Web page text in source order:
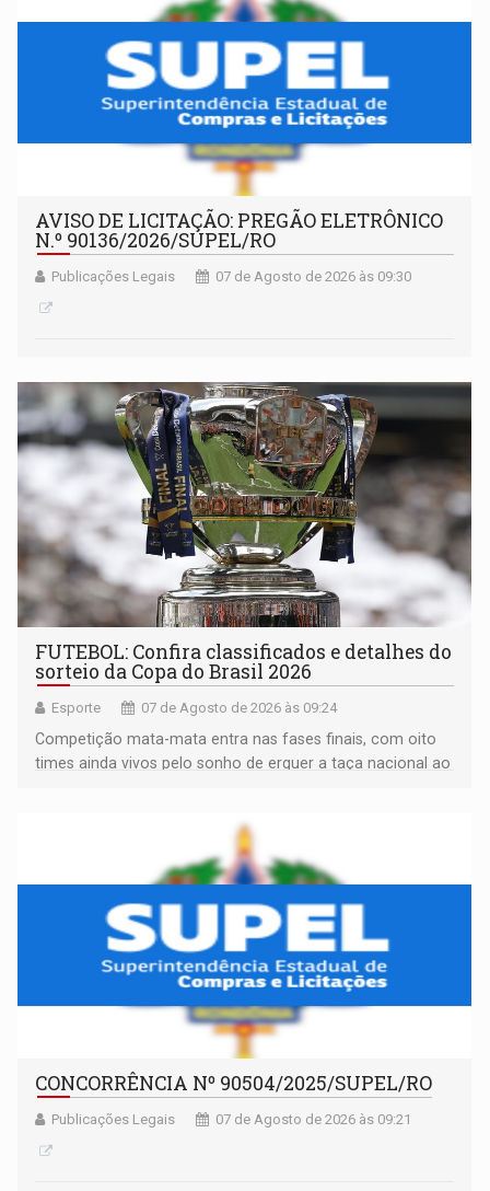
AVISO DE LICITAÇÃO: PREGÃO ELETRÔNICO
N.º 90136/2026/SUPEL/RO
Publicações Legais 07 de Agosto de 2026 às 09:30
FUTEBOL: Confira classificados e detalhes do
sorteio da Copa do Brasil 2026
Esporte 07 de Agosto de 2026 às 09:24
Competição mata-mata entra nas fases finais, com oito
times ainda vivos pelo sonho de erguer a taça nacional ao
CONCORRÊNCIA Nº 90504/2025/SUPEL/RO
Publicações Legais 07 de Agosto de 2026 às 09:21